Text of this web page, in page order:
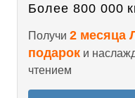
Более 800 000
Получи 2 месяца
подарок и
чтением